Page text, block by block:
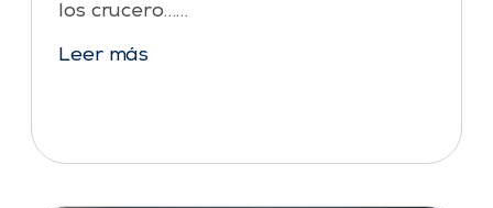
los crucero……
Leer más